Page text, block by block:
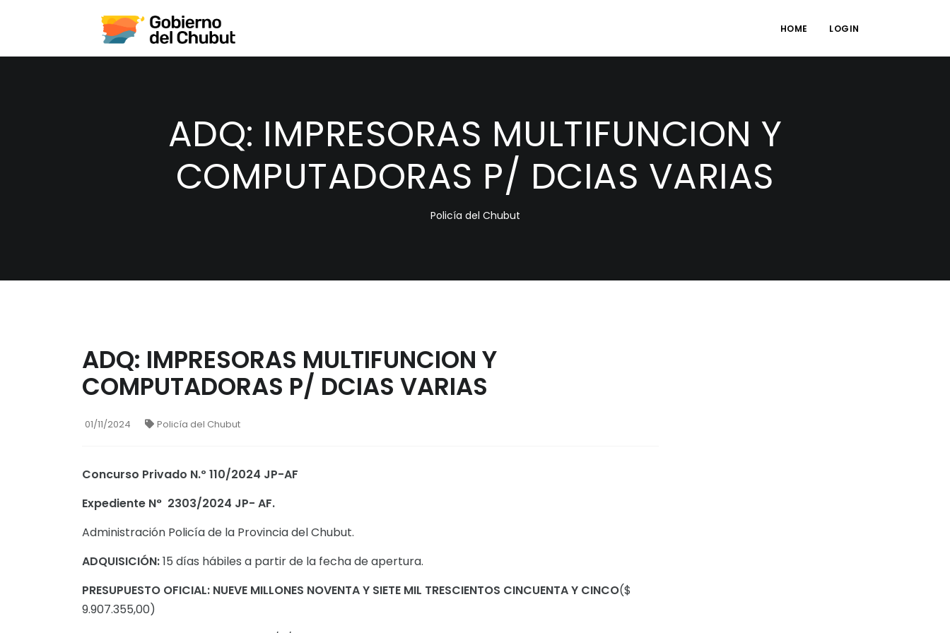
HOME LOGIN
ADQ: IMPRESORAS MULTIFUNCION Y
COMPUTADORAS P/ DCIAS VARIAS
Policía del Chubut
ADQ: IMPRESORAS MULTIFUNCION Y
COMPUTADORAS P/ DCIAS VARIAS
01/11/2024 Policía del Chubut
Concurso Privado N.º 110/2024 JP-AF
Expediente N° 2303/2024 JP- AF.
Administración Policía de la Provincia del Chubut.
ADQUISICIÓN:15 días hábiles a partir de la fecha de apertura.
PRESUPUESTO OFICIAL: NUEVE MILLONES NOVENTA Y SIETE MIL TRESCIENTOS CINCUENTA Y CINCO($
9.907.355,00)